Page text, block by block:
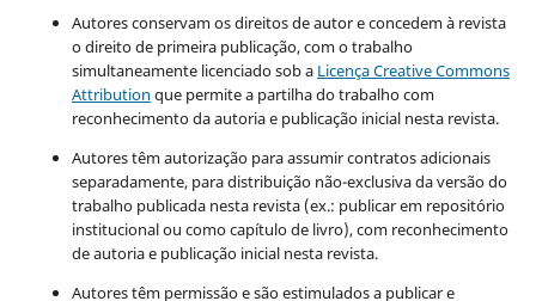
Autores conservam os direitos de autor e concedem à revista
o direito de primeira publicação, com o trabalho
simultaneamente licenciado sob a Licença Creative Commons
Attribution que permite a partilha do trabalho com
reconhecimento da autoria e publicação inicial nesta revista.
Autores têm autorização para assumir contratos adicionais
separadamente, para distribuição não-exclusiva da versão do
trabalho publicada nesta revista (ex.: publicar em repositório
institucional ou como capítulo de livro), com reconhecimento
de autoria e publicação inicial nesta revista.
Autores têm permissão e são estimulados a publicar e